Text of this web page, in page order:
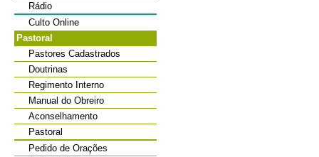
Rádio
Culto Online
Pastoral
Pastores Cadastrados
Doutrinas
Regimento Interno
Manual do Obreiro
Aconselhamento
Pastoral
Pedido de Orações